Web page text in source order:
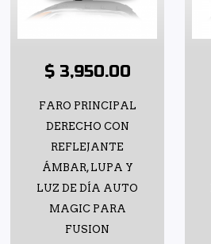
$ 3,950.00
FARO PRINCIPAL
DERECHO CON
REFLEJANTE
ÁMBAR, LUPA Y
LUZ DE DÍA AUTO
MAGIC PARA
FUSION